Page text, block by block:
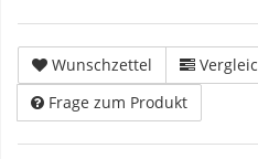
Wunschzettel
Frage zum Produkt